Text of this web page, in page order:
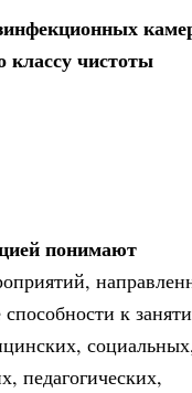
чистоты
понимают
способности к
социальных,
педагогических,